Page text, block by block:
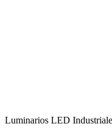
Luminarios LED